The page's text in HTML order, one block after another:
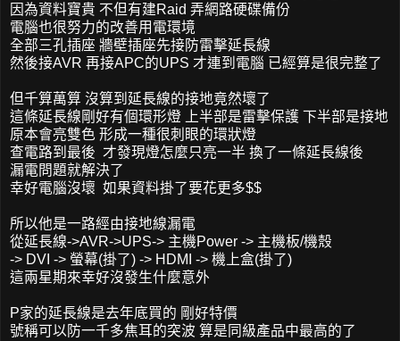
因為資料寶貴 不但有建Raid 弄網路硬碟備份
電腦也很努力的改善用電環境
全部三孔插座 牆壁插座先接防雷擊延長線
然後接AVR 再接APC的UPS 才連到電腦 已經算是很完整了
但千算萬算 沒算到延長線的接地竟然壞了
這條延長線剛好有個環形燈 上半部是雷擊保護 下半部是接地
原本會亮雙色 形成一種很刺眼的環狀燈
查電路到最後 才發現燈怎麼只亮一半 換了一條延長線後
漏電問題就解決了
幸好電腦沒壞 如果資料掛了要花更多$$
所以他是一路經由接地線漏電
從延長線->AVR->UPS-> 主機Power -> 主機板/機殼
-> DVI -> 螢幕(掛了) -> HDMI -> 機上盒(掛了)
這兩星期來幸好沒發生什麼意外
P家的延長線是去年底買的 剛好特價
號稱可以防一千多焦耳的突波 算是同級產品中最高的了